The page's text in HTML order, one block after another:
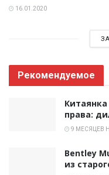
16.01.2020
Рекомендуемое
права:
9 МЕСЯЦЕВ
Bentley
из